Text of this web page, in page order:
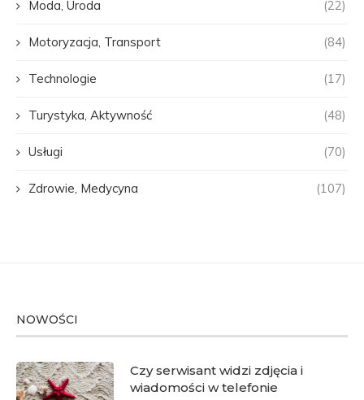
Moda, Uroda (22)
Motoryzacja, Transport (84)
Technologie (17)
Turystyka, Aktywność (48)
Usługi (70)
Zdrowie, Medycyna (107)
NOWOŚCI
Czy serwisant widzi zdjęcia i
wiadomości w telefonie